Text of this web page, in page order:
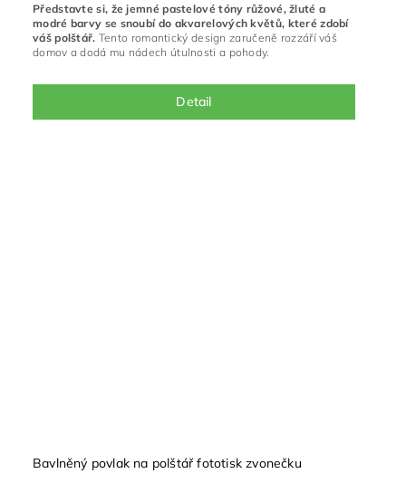
Detail
Představte si, že jemné pastelové tóny růžové, žluté a
modré barvy se snoubí do akvarelových květů, které zdobí
váš polštář. Tento romantický design zaručeně rozzáří váš
domov a dodá mu nádech útulnosti a pohody.
Bavlněný povlak na polštář fototisk zvonečku